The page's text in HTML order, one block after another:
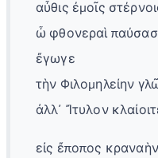
αὖθις ἐμοῖς
ὦ φθονεραὶ
ἔγωγε
τὴν Φιλομηλείην
ἀλλ᾽ Ἴτυλον
εἰς ἔποπος